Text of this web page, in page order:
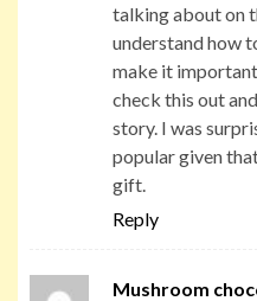
talking about on
understand how
make it
check this out
story. I was
popular given
gift.
Reply
Mushroom